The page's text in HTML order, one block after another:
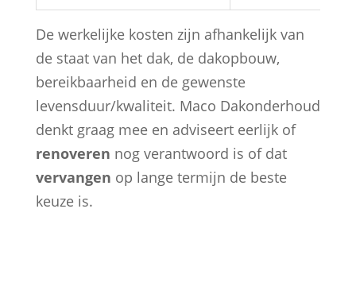
De werkelijke kosten zijn afhankelijk van
de staat van het dak, de dakopbouw,
bereikbaarheid en de gewenste
levensduur/kwaliteit. Maco Dakonderhoud
denkt graag mee en adviseert eerlijk of
renoveren nog verantwoord is of dat
vervangen op lange termijn de beste
keuze is.